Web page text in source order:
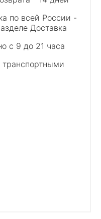
по всей России -
Доставка
с 9 до 21 часа
транспортными